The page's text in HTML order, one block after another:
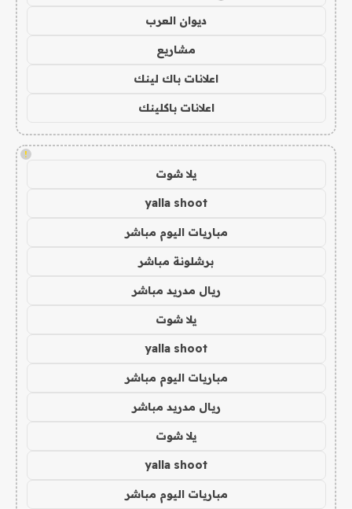
ديوان العرب
مشاريع
اعلانات باك لينك
اعلانات باكلينك
!
يلا شوت
yalla shoot
مباريات اليوم مباشر
برشلونة مباشر
ريال مدريد مباشر
يلا شوت
yalla shoot
مباريات اليوم مباشر
ريال مدريد مباشر
يلا شوت
yalla shoot
مباريات اليوم مباشر